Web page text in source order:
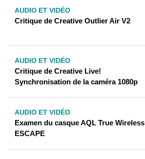
AUDIO ET VIDÉO
Critique de Creative Outlier Air V2
AUDIO ET VIDÉO
Critique de Creative Live!
Synchronisation de la caméra 1080p
AUDIO ET VIDÉO
Examen du casque AQL True Wireless
ESCAPE